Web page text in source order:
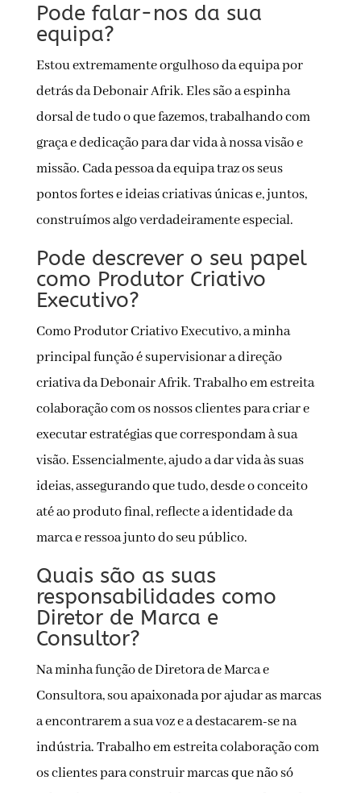
Pode falar-nos da sua
equipa?
Estou extremamente orgulhoso da equipa por
detrás da Debonair Afrik. Eles são a espinha
dorsal de tudo o que fazemos, trabalhando com
graça e dedicação para dar vida à nossa visão e
missão. Cada pessoa da equipa traz os seus
pontos fortes e ideias criativas únicas e, juntos,
construímos algo verdadeiramente especial.
Pode descrever o seu papel
como Produtor Criativo
Executivo?
Como Produtor Criativo Executivo, a minha
principal função é supervisionar a direção
criativa da Debonair Afrik. Trabalho em estreita
colaboração com os nossos clientes para criar e
executar estratégias que correspondam à sua
visão. Essencialmente, ajudo a dar vida às suas
ideias, assegurando que tudo, desde o conceito
até ao produto final, reflecte a identidade da
marca e ressoa junto do seu público.
Quais são as suas
responsabilidades como
Diretor de Marca e
Consultor?
Na minha função de Diretora de Marca e
Consultora, sou apaixonada por ajudar as marcas
a encontrarem a sua voz e a destacarem-se na
indústria. Trabalho em estreita colaboração com
os clientes para construir marcas que não só